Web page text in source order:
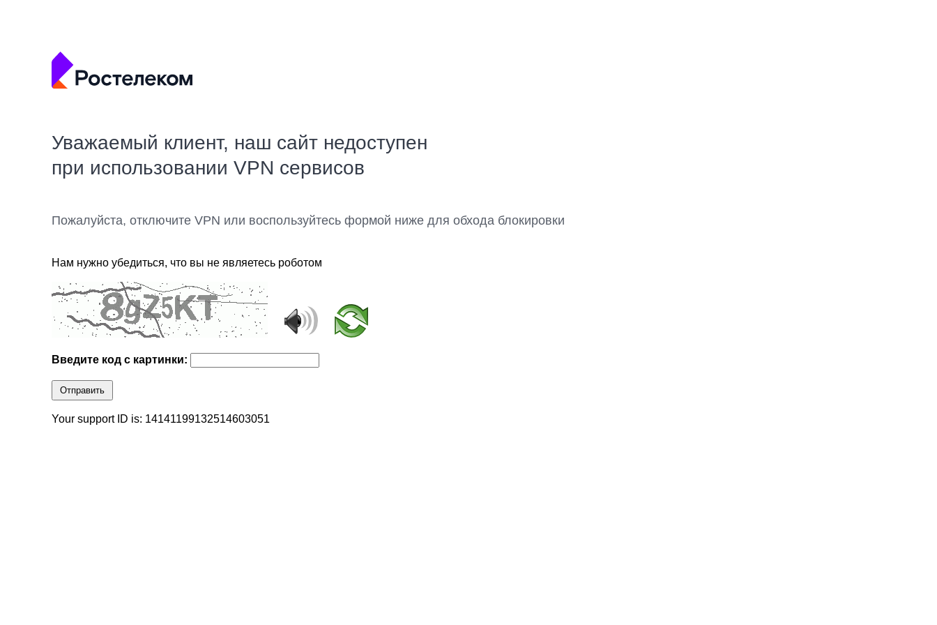
Уважаемый клиент, наш сайт недоступен
при использовании VPN сервисов
Пожалуйста, отключите VPN или воспользуйтесь формой ниже для обхода блокировки
Нам нужно убедиться, что вы не являетесь роботом
Введите код с картинки:
Отправить
Your support ID is: 14141199132514603051